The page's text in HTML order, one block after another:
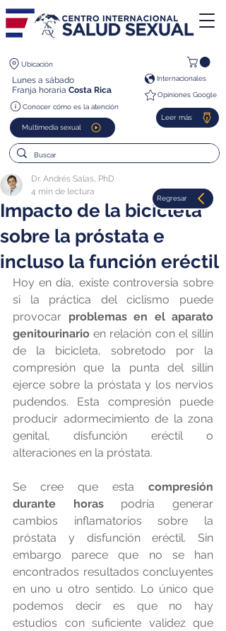
Ubicación
Lunes a sábado
Franja horaria Costa Rica
Conocer cómo es la atención
Multimedia sexual
Internacionales
Opiniones Google
Leer más
Impacto de la bicicleta
sobre la próstata e
incluso la función eréctil
Dr. Andrés Salas, PhD
4 min de lectura
Hoy en día, existe controversia sobre
si la práctica del ciclismo puede
provocar problemas en el aparato
genitourinario en relación con el sillín
de la bicicleta, sobretodo por la
compresión que la punta del sillín
ejerce sobre la próstata y los nervios
pudendos. Esta compresión puede
producir adormecimiento de la zona
genital, disfunción eréctil o
alteraciones en la próstata.
Se cree que esta compresión
durante horas podría generar
cambios inflamatorios sobre la
próstata y disfunción eréctil. Sin
embargo parece que no se han
encontrados resultados concluyentes
en uno u otro sentido. Lo único que
podemos decir es que no hay
estudios con suficiente validez que
Regresar